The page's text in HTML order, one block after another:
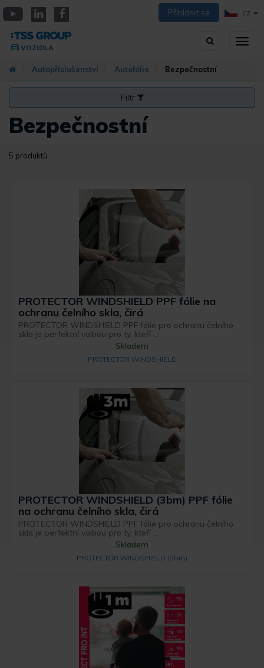
Přejít
k
hlavnímu
obsahu
Přihlásit se CZ
Vyhledávání
VOZIDLA
Autopříslušenství Autofólie Bezpečnostní
Filtr
Bezpečnostní
5 produktů
PROTECTOR WINDSHIELD PPF fólie na
ochranu čelního skla, čirá
PROTECTOR WINDSHIELD PPF fólie pro ochranu čelního
skla je perfektní volbou pro ty, kteří ...
Skladem
PROTECTOR WINDSHIELD
PROTECTOR WINDSHIELD (3bm) PPF fólie
na ochranu čelního skla, čirá
PROTECTOR WINDSHIELD PPF fólie pro ochranu čelního
skla je perfektní volbou pro ty, kteří ...
Skladem
PROTECTOR WINDSHIELD (3bm)